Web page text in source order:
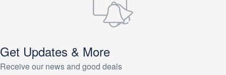
Get Updates & More
Receive our news and good deals